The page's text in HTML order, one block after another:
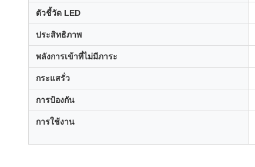
ตัวชี้วัด LED
ประสิทธิภาพ
พลังการเข้าที่ไม่มีภาระ
กระแสรั่ว
การป้องกัน
การใช้งาน